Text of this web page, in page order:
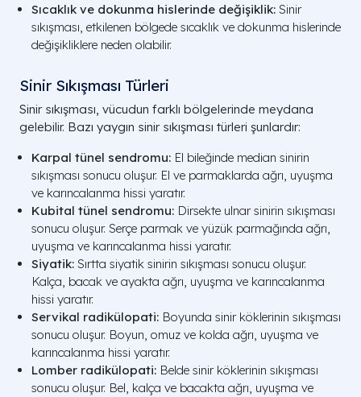
Sıcaklık ve dokunma hislerinde değişiklik: Sinir
sıkışması, etkilenen bölgede sıcaklık ve dokunma hislerinde
değişikliklere neden olabilir.
Sinir Sıkışması Türleri
Sinir sıkışması, vücudun farklı bölgelerinde meydana
gelebilir. Bazı yaygın sinir sıkışması türleri şunlardır:
Karpal tünel sendromu: El bileğinde median sinirin
sıkışması sonucu oluşur. El ve parmaklarda ağrı, uyuşma
ve karıncalanma hissi yaratır.
Kubital tünel sendromu: Dirsekte ulnar sinirin sıkışması
sonucu oluşur. Serçe parmak ve yüzük parmağında ağrı,
uyuşma ve karıncalanma hissi yaratır.
Siyatik: Sırtta siyatik sinirin sıkışması sonucu oluşur.
Kalça, bacak ve ayakta ağrı, uyuşma ve karıncalanma
hissi yaratır.
Servikal radikülopati: Boyunda sinir köklerinin sıkışması
sonucu oluşur. Boyun, omuz ve kolda ağrı, uyuşma ve
karıncalanma hissi yaratır.
Lomber radikülopati: Belde sinir köklerinin sıkışması
sonucu oluşur. Bel, kalça ve bacakta ağrı, uyuşma ve